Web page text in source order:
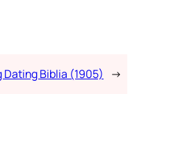
Dating Biblia (1905) →